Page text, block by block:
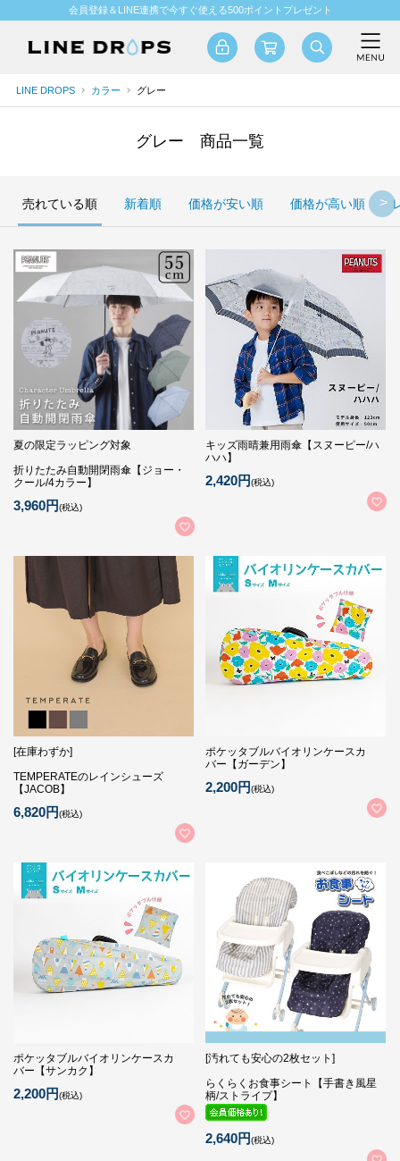
会員登録＆LINE連携で今すぐ使える500ポイントプレゼント
LINE DROPS カラー グレー
グレー 商品一覧
売れている順 新着順 価格が安い順 価格が高い順
夏の限定ラッピング対象
折りたたみ自動開閉雨傘【ジョー・
クール/4カラー】
3,960円(税込)
キッズ雨晴兼用雨傘【スヌーピー/ハ
ハハ】
2,420円(税込)
[在庫わずか]
TEMPERATEのレインシューズ
【JACOB】
6,820円(税込)
ポケッタブルバイオリンケースカ
バー【ガーデン】
2,200円(税込)
ポケッタブルバイオリンケースカ
バー【サンカク】
2,200円(税込)
[汚れても安心の2枚セット]
らくらくお食事シート【手書き風星
柄/ストライプ】
2,640円(税込)